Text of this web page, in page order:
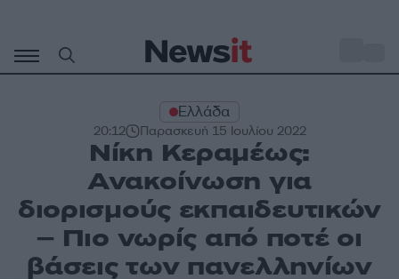
περιεχόμενο
Ελλάδα
20:12 Παρασκευή 15 Ιουλίου 2022
Νίκη Κεραμέως:
Ανακοίνωση για
διορισμούς εκπαιδευτικών
– Πιο νωρίς από ποτέ οι
βάσεις των πανελληνίων